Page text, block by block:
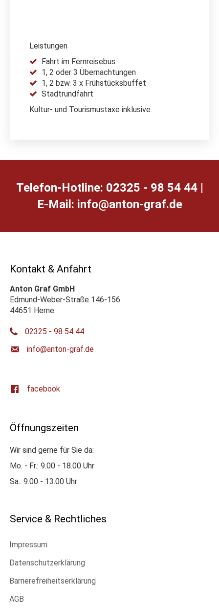
Leistungen
Fahrt im Fernreisebus
1, 2 oder 3 Übernachtungen
1, 2 bzw. 3 x Frühstücksbuffet
Stadtrundfahrt
Kultur- und Tourismustaxe inklusive.
Telefon-Hotline: 02325 - 98 54 44 |
E-Mail: ed.farg-notna@ofni
Kontakt & Anfahrt
Anton Graf GmbH
Edmund-Weber-Straße 146-156
44651 Herne
02325 - 98 54 44
ed.farg-notna@ofni
facebook
Öffnungszeiten
Wir sind gerne für Sie da:
Mo. - Fr.: 9.00 - 18.00 Uhr
Sa.: 9.00 - 13.00 Uhr
Service & Rechtliches
Impressum
Datenschutzerklärung
Barrierefreiheitserklärung
AGB